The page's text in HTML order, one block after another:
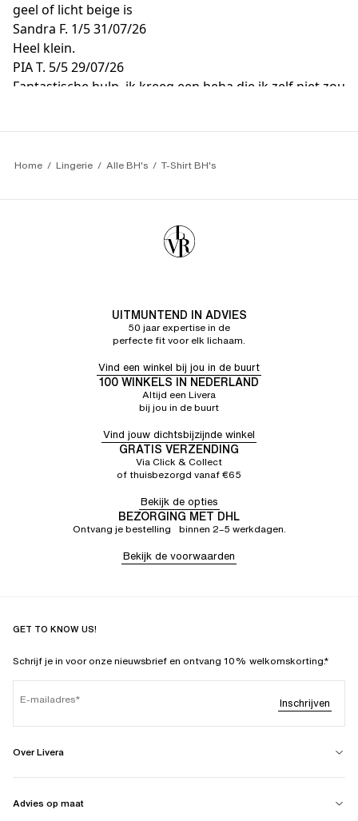
geel of licht beige is
Sandra F. 1/531/07/26
Heel klein.
PIA T. 5/529/07/26
Fantastische hulp, ik kreeg een beha die ik zelf niet zou
Artikel voldoet aan mijn verwachtingen
Home Lingerie Alle BH's T-Shirt BH's
UITMUNTEND IN ADVIES
50 jaar expertise in de
perfecte fit voor elk lichaam.
Vind een winkel bij jou in de buurt
100 WINKELS IN NEDERLAND
Altijd een Livera
bij jou in de buurt
Vind jouw dichtsbijzijnde winkel
GRATIS VERZENDING
Via Click & Collect
of thuisbezorgd vanaf €65
Bekijk de opties
BEZORGING MET DHL
Ontvang je bestelling binnen 2–5 werkdagen.
Bekijk de voorwaarden
GET TO KNOW US!
Schrijf je in voor onze nieuwsbrief en ontvang 10% welkomskorting.*
E-mailadres Inschrijven
Over Livera
Advies op maat